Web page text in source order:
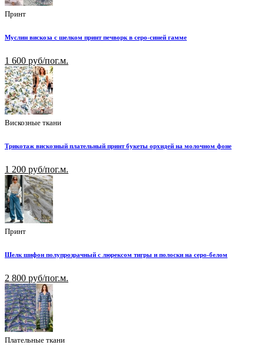
Принт
Муслин вискоза с шелком принт печворк в серо-синей гамме
1 600 руб/пог.м.
Вискозные ткани
Трикотаж вискозный плательный принт букеты орхидей на молочном фоне
1 200 руб/пог.м.
Принт
Шелк шифон полупрозрачный с люрексом тигры и полоски на серо-белом
2 800 руб/пог.м.
Плательные ткани